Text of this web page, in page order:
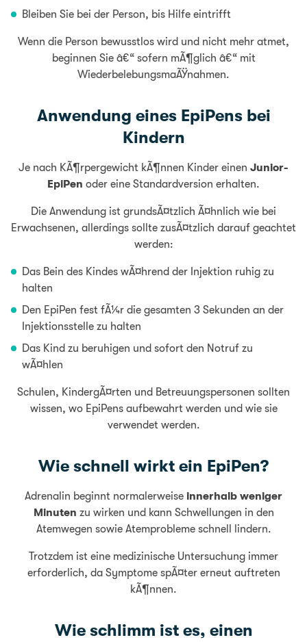
Bleiben Sie bei der Person, bis Hilfe eintrifft
Wenn die Person bewusstlos wird und nicht mehr atmet,
beginnen Sie â€“ sofern mÃ¶glich â€“ mit
WiederbelebungsmaÃŸnahmen.
Anwendung eines EpiPens bei
Kindern
Je nach KÃ¶rpergewicht kÃ¶nnen Kinder einen Junior-
EpiPen oder eine Standardversion erhalten.
Die Anwendung ist grundsÃ¤tzlich Ã¤hnlich wie bei
Erwachsenen, allerdings sollte zusÃ¤tzlich darauf geachtet
werden:
Das Bein des Kindes wÃ¤hrend der Injektion ruhig zu
halten
Den EpiPen fest fÃ¼r die gesamten 3 Sekunden an der
Injektionsstelle zu halten
Das Kind zu beruhigen und sofort den Notruf zu
wÃ¤hlen
Schulen, KindergÃ¤rten und Betreuungspersonen sollten
wissen, wo EpiPens aufbewahrt werden und wie sie
verwendet werden.
Wie schnell wirkt ein EpiPen?
Adrenalin beginnt normalerweise innerhalb weniger
Minuten zu wirken und kann Schwellungen in den
Atemwegen sowie Atemprobleme schnell lindern.
Trotzdem ist eine medizinische Untersuchung immer
erforderlich, da Symptome spÃ¤ter erneut auftreten
kÃ¶nnen.
Wie schlimm ist es, einen